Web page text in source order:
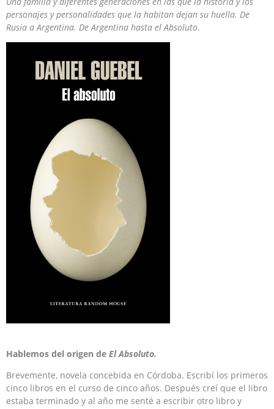
personajes y personalidades que la habitan dejan su huella. De
Rusia a Argentina. De Argentina hasta el Absoluto.
Hablemos del origen de El Absoluto.
Brevemente, novela concebida en Córdoba. Escribí los primeros
cinco libros en el curso de cinco años. Después creí que el libro
estaba terminado y al año me senté a escribir otro libro y